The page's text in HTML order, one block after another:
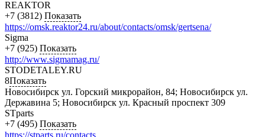
REAKTOR
+7 (3812) Показать
https://omsk.reaktor24.ru/about/contacts/omsk/gertsena/
Sigma
+7 (925) Показать
http://www.sigmamag.ru/
STODETALEY.RU
8Показать
Новосибирск ул. Горский микрорайон, 84; Новосибирск ул.
Державина 5; Новосибирск ул. Красный проспект 309
STparts
+7 (495) Показать
https://stparts.ru/contacts